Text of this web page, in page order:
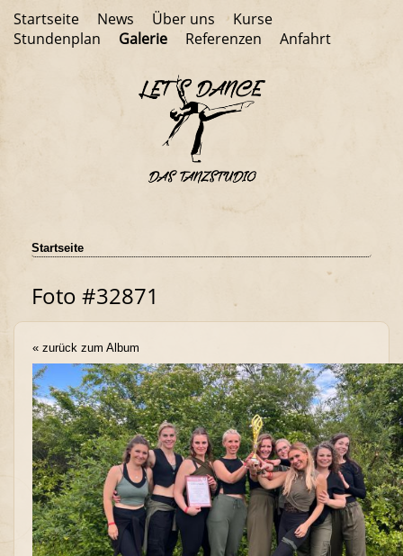
Startseite News Über uns
Kurse
Stundenplan
Galerie Referenzen Anfahrt
Startseite
Foto #32871
« zurück zum Album